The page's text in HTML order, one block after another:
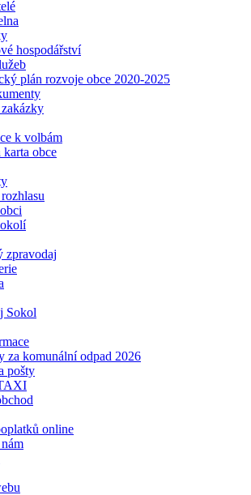
hospodářství
plán rozvoje obce 2020-2025
k volbám
obce
zpravodaj
Sokol
za komunální odpad 2026
pošty
online